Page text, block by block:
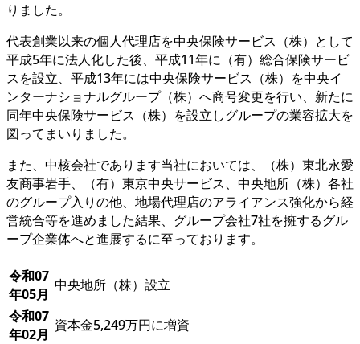
りました。
代表創業以来の個人代理店を中央保険サービス（株）として
平成5年に法人化した後、平成11年に（有）総合保険サービ
スを設立、平成13年には中央保険サービス（株）を中央イ
ンターナショナルグループ（株）へ商号変更を行い、新たに
同年中央保険サービス（株）を設立しグループの業容拡大を
図ってまいりました。
また、中核会社であります当社においては、（株）東北永愛
友商事岩手、（有）東京中央サービス、中央地所（株）各社
のグループ入りの他、地場代理店のアライアンス強化から経
営統合等を進めました結果、グループ会社7社を擁するグル
ープ企業体へと進展するに至っております。
令和07
年05月
中央地所（株）設立
令和07
年02月
資本金5,249万円に増資